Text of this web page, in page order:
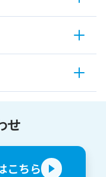
せ
こちら